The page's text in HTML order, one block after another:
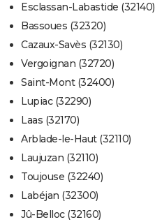
Esclassan-Labastide (32140)
Bassoues (32320)
Cazaux-Savès (32130)
Vergoignan (32720)
Saint-Mont (32400)
Lupiac (32290)
Laas (32170)
Arblade-le-Haut (32110)
Laujuzan (32110)
Toujouse (32240)
Labéjan (32300)
Jû-Belloc (32160)